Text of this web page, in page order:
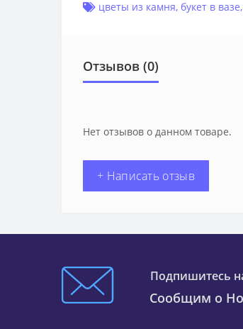
цветы из камня, букет в вазе,
Отзывов (0)
Нет отзывов о данном товаре.
+ Написать отзыв
Подпишитесь
Сообщим о